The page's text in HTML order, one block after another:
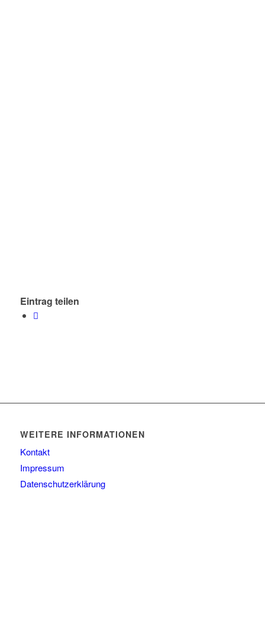
Eintrag teilen
WEITERE INFORMATIONEN
Kontakt
Impressum
Datenschutzerklärung